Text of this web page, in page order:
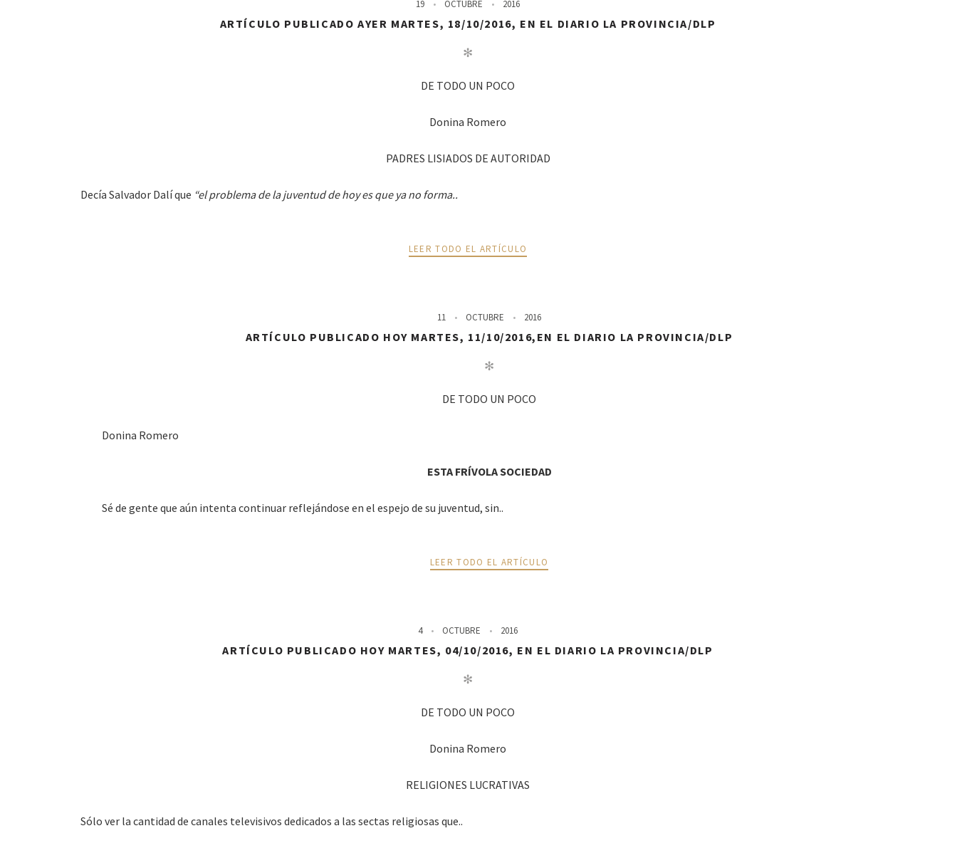
19 OCTUBRE 2016
ARTÍCULO PUBLICADO AYER MARTES, 18/10/2016, EN EL DIARIO LA PROVINCIA/DLP
✻
DE TODO UN POCO
Donina Romero
PADRES LISIADOS DE AUTORIDAD
Decía Salvador Dalí que “el problema de la juventud de hoy es que ya no forma..
LEER TODO EL ARTÍCULO
11 OCTUBRE 2016
ARTÍCULO PUBLICADO HOY MARTES, 11/10/2016,EN EL DIARIO LA PROVINCIA/DLP
✻
DE TODO UN POCO
Donina Romero
ESTA FRÍVOLA SOCIEDAD
Sé de gente que aún intenta continuar reflejándose en el espejo de su juventud, sin..
LEER TODO EL ARTÍCULO
4 OCTUBRE 2016
ARTÍCULO PUBLICADO HOY MARTES, 04/10/2016, EN EL DIARIO LA PROVINCIA/DLP
✻
DE TODO UN POCO
Donina Romero
RELIGIONES LUCRATIVAS
Sólo ver la cantidad de canales televisivos dedicados a las sectas religiosas que..